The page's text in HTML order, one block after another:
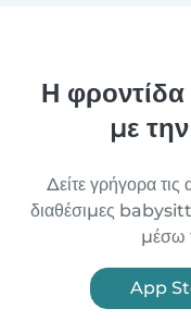
Η φροντίδα
με
Δείτε γρήγορα τις
διαθέσιμες
μέσω
App